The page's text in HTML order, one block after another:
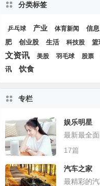
分类标签
乒乓球 产业 体育新闻 信
肥
创业股 生活 科技股 篮
文资讯
美股 羽毛球 股票
讯
饮食
专栏
娱乐明星
最新最全
17篇
汽车之家
最精彩的